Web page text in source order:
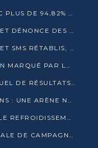
SASSOU N’GUESSO RÉÉLU AVEC PLUS DE 94,82% DES VOIX
PRÉSIDENTIELLE : DESTIN GAVET DÉNONCE DES IRRÉGULARITÉS ET REVENDIQUE LA VICTOIRE
PRÉSIDENTIELLE : LES APPELS ET SMS RÉTABLIS, INTERNET RESTE BLOQUÉ
PRÉSIDENTIELLE A : UN SCRUTIN MARQUÉ PAR LA COUPURE D’INTERNET ET UNE AFFLUENCE TIMIDE À BRAZZAVILLE
PRÉSIDENTIELLE : UN FAUX VISUEL DE RÉSULTATS CIRCULE
RÉSEAUX SOCIAUX ET ÉLECTIONS : UNE ARÈNE NUMÉRIQUE EN PLEINE MUTATION AU CONGO
À FREETOWN, MEER MISE SUR LE REFROIDISSEMENT PASSIF FACE À LA CHALEUR EXTRÊME
BOUEMBA : LA DIRECTION LOCALE DE CAMPAGNE DE DENIS SASSOU N’GUESSO MULTIPLIE LES ACTIVITÉS DE MOBILISATION